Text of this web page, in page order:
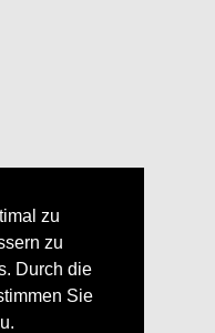
zu
zu
Durch die
Sie